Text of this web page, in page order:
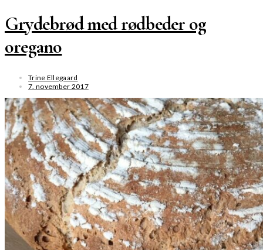
Grydebrød med rødbeder og
oregano
Trine Ellegaard
7. november 2017
SE MERE